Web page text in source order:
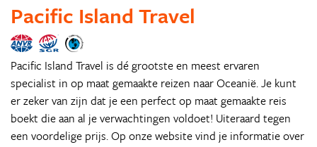
Pacific Island Travel
Pacific Island Travel is dé grootste en meest ervaren
specialist in op maat gemaakte reizen naar Oceanië. Je kunt
er zeker van zijn dat je een perfect op maat gemaakte reis
boekt die aan al je verwachtingen voldoet! Uiteraard tegen
een voordelige prijs. Op onze website vind je informatie over